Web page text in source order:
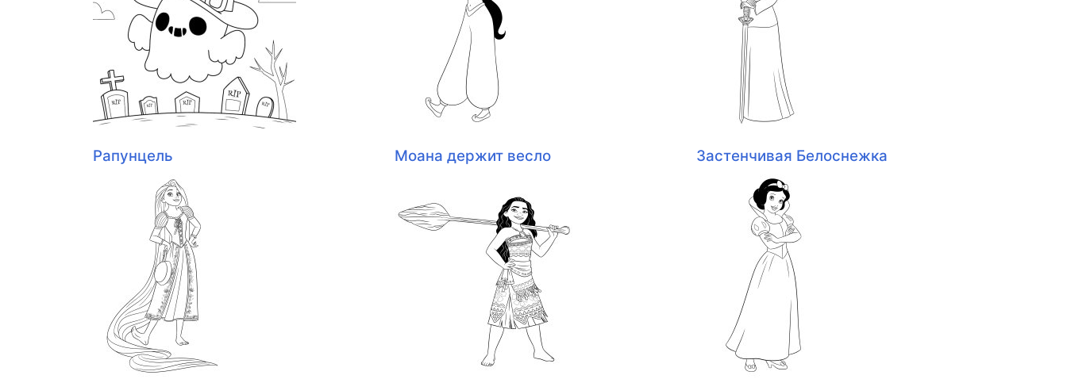
Рапунцель Моана держит весло Застенчивая Белоснежка